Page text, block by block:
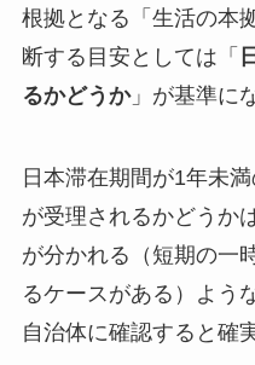
根拠となる「生活の本
断する目安としては「
るかどうか」が基準に
日本滞在期間が1年未
が受理されるかどうか
が分かれる（短期の一
るケースがある）よう
自治体に確認すると確